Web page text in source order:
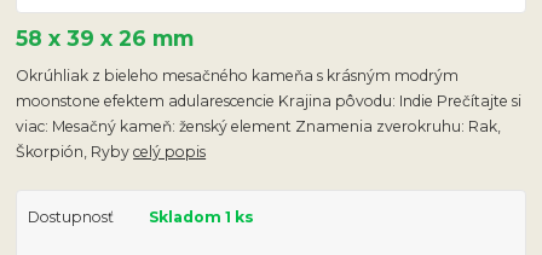
58 x 39 x 26 mm
Okrúhliak z bieleho mesačného kameňa s krásným modrým
moonstone efektem adularescencie Krajina pôvodu: Indie Prečítajte si
viac: Mesačný kameň: ženský element Znamenia zverokruhu: Rak,
Škorpión, Rybycelý popis
Dostupnosť Skladom 1 ks